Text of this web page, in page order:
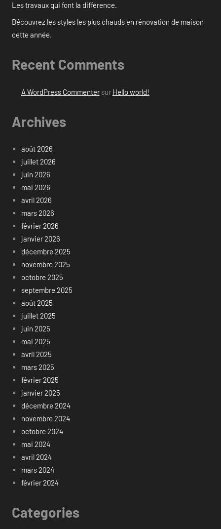
Les travaux qui font la différence.
Découvrez les styles les plus chauds en rénovation de maison
cette année.
Recent Comments
A WordPress Commentersur Hello world!
Archives
août 2026
juillet 2026
juin 2026
mai 2026
avril 2026
mars 2026
février 2026
janvier 2026
décembre 2025
novembre 2025
octobre 2025
septembre 2025
août 2025
juillet 2025
juin 2025
mai 2025
avril 2025
mars 2025
février 2025
janvier 2025
décembre 2024
novembre 2024
octobre 2024
mai 2024
avril 2024
mars 2024
février 2024
Categories